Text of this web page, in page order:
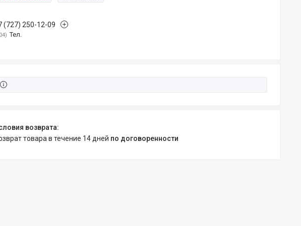
(727) 250-12-09
Тел.
товара в течение 14 дней по договоренности